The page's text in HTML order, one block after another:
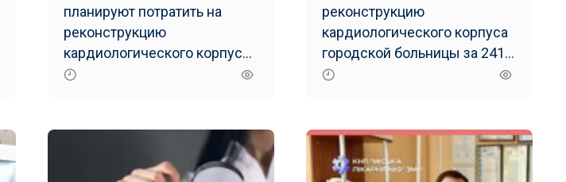
планируют потратить на
реконструкцию
кардиологического корпуса
больницы №9 Запорожья
реконструкцию
кардиологического корпуса
городской больницы за 241
млн грн